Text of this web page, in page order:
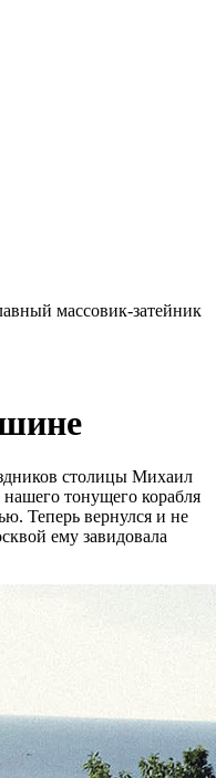
массовик-затейник
столицы Михаил
тонущего корабля
Теперь вернулся и не
ему завидовала